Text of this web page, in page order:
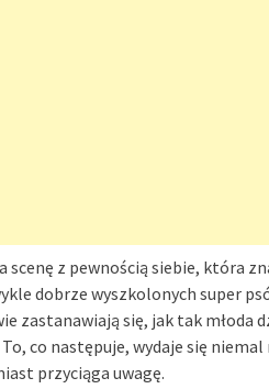
z pewnością siebie, która
dobrze wyszkolonych super
zastanawiają się, jak tak
co następuje, wydaje się niemal
przyciąga uwagę.